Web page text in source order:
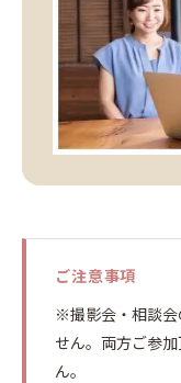
ご注意事項
※撮影会・相談会
せん。両方ご参
ん。